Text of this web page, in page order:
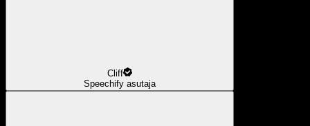
Cliff
Speechify asutaja